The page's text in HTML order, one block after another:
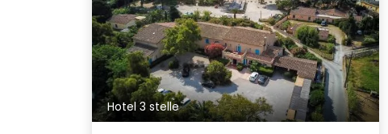
Hotel 3 stelle